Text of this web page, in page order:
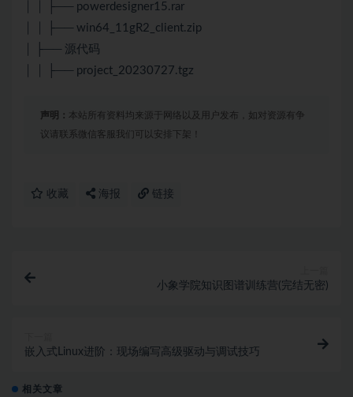
│ │ ├── powerdesigner15.rar
│ │ ├── win64_11gR2_client.zip
│ ├── 源代码
│ │ ├── project_20230727.tgz
声明： 本站所有资料均来源于网络以及用户发布，如对资源有争
议请联系微信客服我们可以安排下架！
收藏 海报 链接
小象学院知识图谱训练营(完结无密)
嵌入式Linux进阶：现场编写高级驱动与调试技巧
相关文章